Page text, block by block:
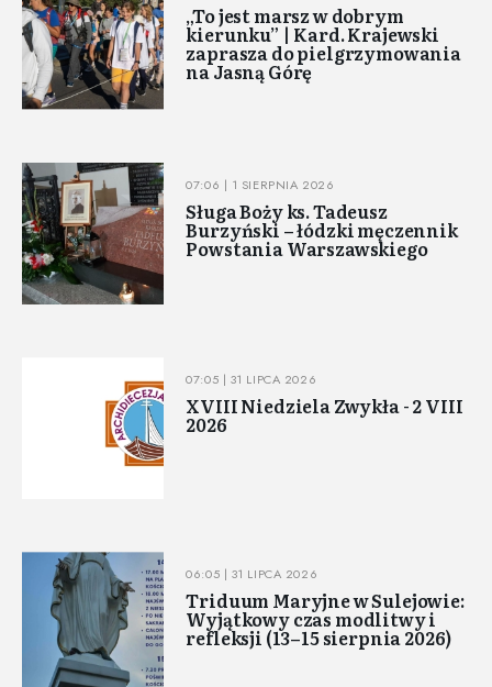
„To jest marsz w dobrym
kierunku” | Kard. Krajewski
zaprasza do pielgrzymowania
na Jasną Górę
07:06 | 1 SIERPNIA 2026
Sługa Boży ks. Tadeusz
Burzyński – łódzki męczennik
Powstania Warszawskiego
07:05 | 31 LIPCA 2026
XVIII Niedziela Zwykła - 2 VIII
2026
06:05 | 31 LIPCA 2026
Triduum Maryjne w Sulejowie:
Wyjątkowy czas modlitwy i
refleksji (13–15 sierpnia 2026)